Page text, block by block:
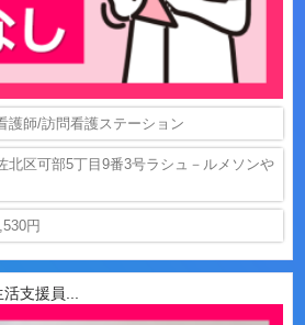
護師/訪問看護ステーション
北区可部5丁目9番3号ラシュ－ルメソンや
円
支援員...